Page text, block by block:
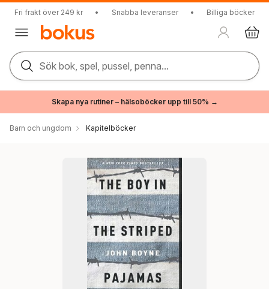
Fri frakt över 249 kr • Snabba leveranser • Billiga böcker
Sök bok, spel, pussel, penna...
Skapa nya rutiner – hälsoböcker upp till 50% →
Barn och ungdom Kapitelböcker